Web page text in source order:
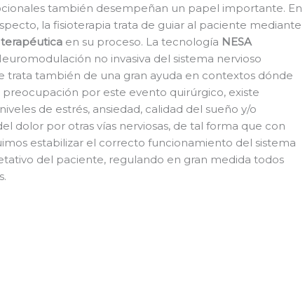
también desempeñan un papel importante. En
la fisioterapia trata de guiar al paciente mediante
en su proceso. La tecnología NESA
no invasiva del sistema nervioso
trata también de una gran ayuda en contextos dónde
preocupación por este evento quirúrgico, existe
de estrés, ansiedad, calidad del sueño y/o
dolor por otras vías nerviosas, de tal forma que con
estabilizar el correcto funcionamiento del sistema
del paciente, regulando en gran medida todos